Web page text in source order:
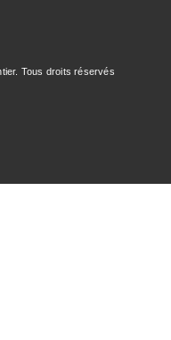
Tous droits réservés